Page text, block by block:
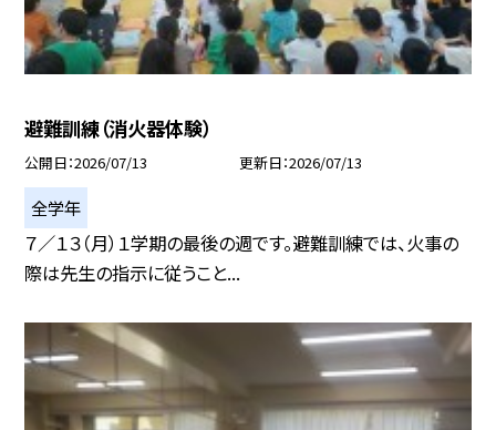
避難訓練（消火器体験）
公開日 2026/07/13 更新日 2026/07/13
全学年
７／１３（月）１学期の最後の週です。避難訓練では、火事の
際は先生の指示に従うこと...